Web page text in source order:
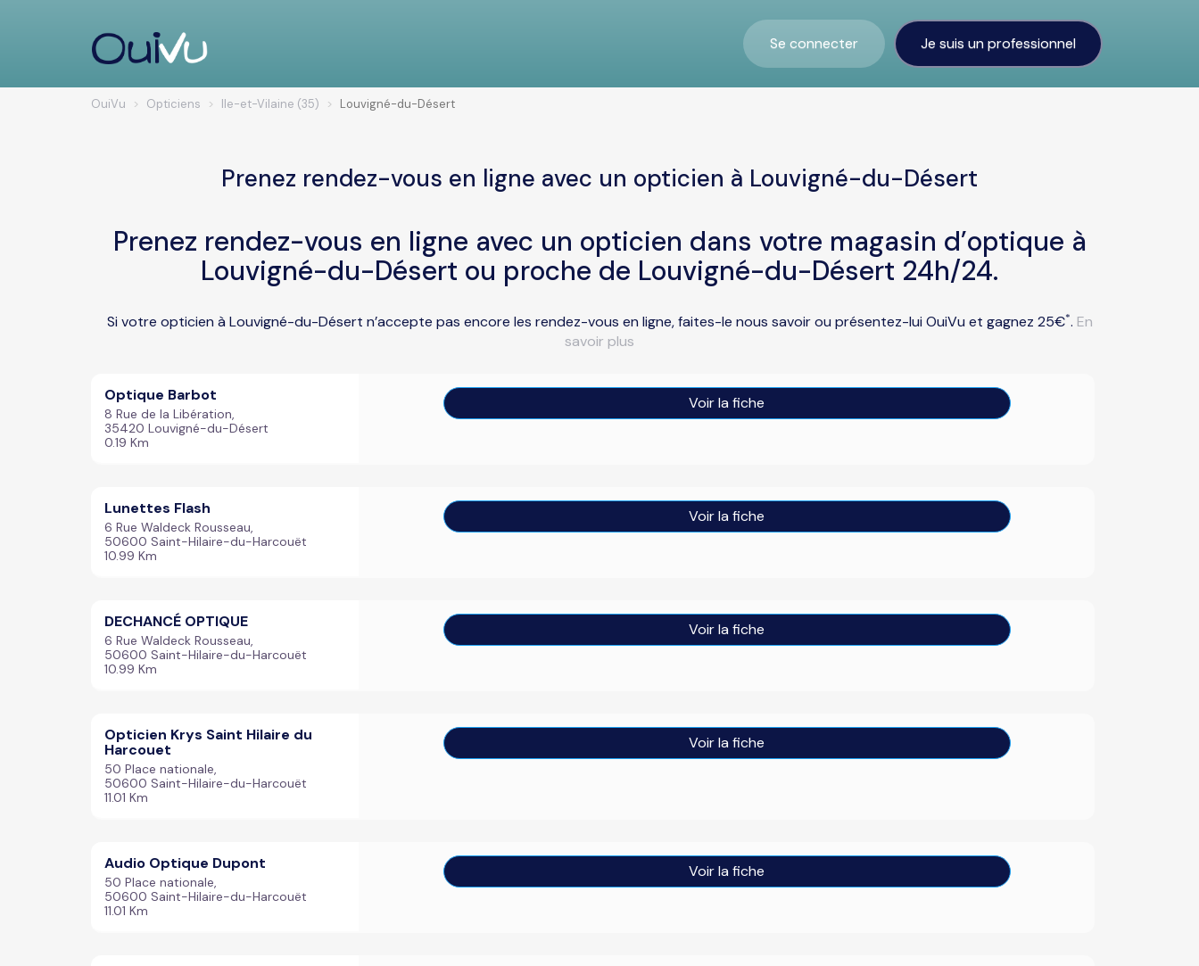
Se connecter Je suis un professionnel
OuiVu Opticiens Ile-et-Vilaine (35) Louvigné-du-Désert
Prenez rendez-vous en ligne avec un opticien à Louvigné-du-Désert
Prenez rendez-vous en ligne avec un opticien dans votre magasin d’optique à
Louvigné-du-Désert ou proche de Louvigné-du-Désert 24h/24.
Si votre opticien à Louvigné-du-Désert n’accepte pas encore les rendez-vous en ligne, faites-le nous savoir ou présentez-lui OuiVu et gagnez 25€*. En
savoir plus
Optique Barbot
8 Rue de la Libération,
35420 Louvigné-du-Désert
0.19 Km
Voir la fiche
Lunettes Flash
6 Rue Waldeck Rousseau,
50600 Saint-Hilaire-du-Harcouët
10.99 Km
Voir la fiche
DECHANCÉ OPTIQUE
6 Rue Waldeck Rousseau,
50600 Saint-Hilaire-du-Harcouët
10.99 Km
Voir la fiche
Opticien Krys Saint Hilaire du
Harcouet
50 Place nationale,
50600 Saint-Hilaire-du-Harcouët
11.01 Km
Voir la fiche
Audio Optique Dupont
50 Place nationale,
50600 Saint-Hilaire-du-Harcouët
11.01 Km
Voir la fiche